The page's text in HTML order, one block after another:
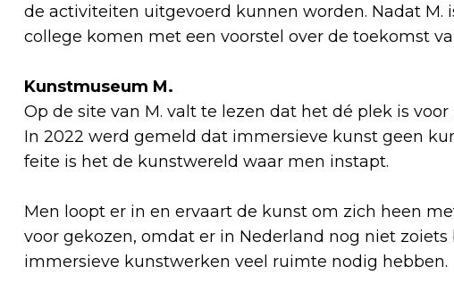
de activiteiten uitgevoerd kunnen worden. Nadat
college komen met een voorstel over de toekomst
Kunstmuseum M.
Op de site van M. valt te lezen dat het dé plek is
In 2022 werd gemeld dat immersieve kunst geen
feite is het de kunstwereld waar men instapt.
Men loopt er in en ervaart de kunst om zich heen
voor gekozen, omdat er in Nederland nog niet
immersieve kunstwerken veel ruimte nodig hebben.